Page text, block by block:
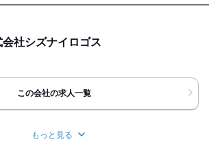
か町⁄鵡川駅 (車 60分)ほか
町静内末広町３丁目２－６
会社シズナイロゴス
この会社の求人一覧
もっと見る